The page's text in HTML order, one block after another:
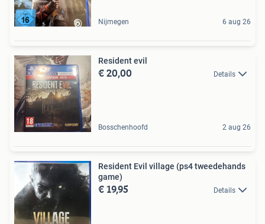
Nijmegen 6 aug 26
Resident evil
€ 20,00 Details
Bosschenhoofd 2 aug 26
Resident Evil village (ps4 tweedehands
game)
€ 19,95 Details